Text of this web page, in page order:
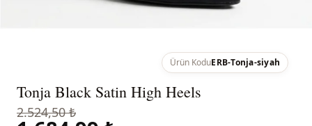
Ürün KoduERB-Tonja-siyah
Tonja Black Satin High Heels
2.524,50 ₺